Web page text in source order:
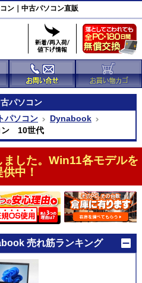
ン｜中古パソコン直販
パソコン
パソコン
Dynabook
ン 10世代
した。Win11各モデルを
供中！
売れ筋ランキング